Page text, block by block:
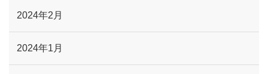
2024年2月
2024年1月